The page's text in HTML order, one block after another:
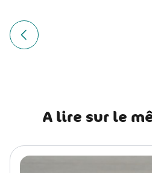
Navigation
de
Article précédent Comment
A lire sur le